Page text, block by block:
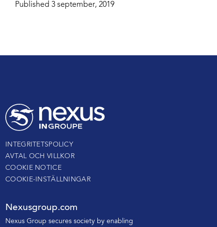
Published 3 september, 2019
INTEGRITETSPOLICY
AVTAL OCH VILLKOR
COOKIE NOTICE
COOKIE-INSTÄLLNINGAR
Nexusgroup.com
Nexus Group secures society by enabling